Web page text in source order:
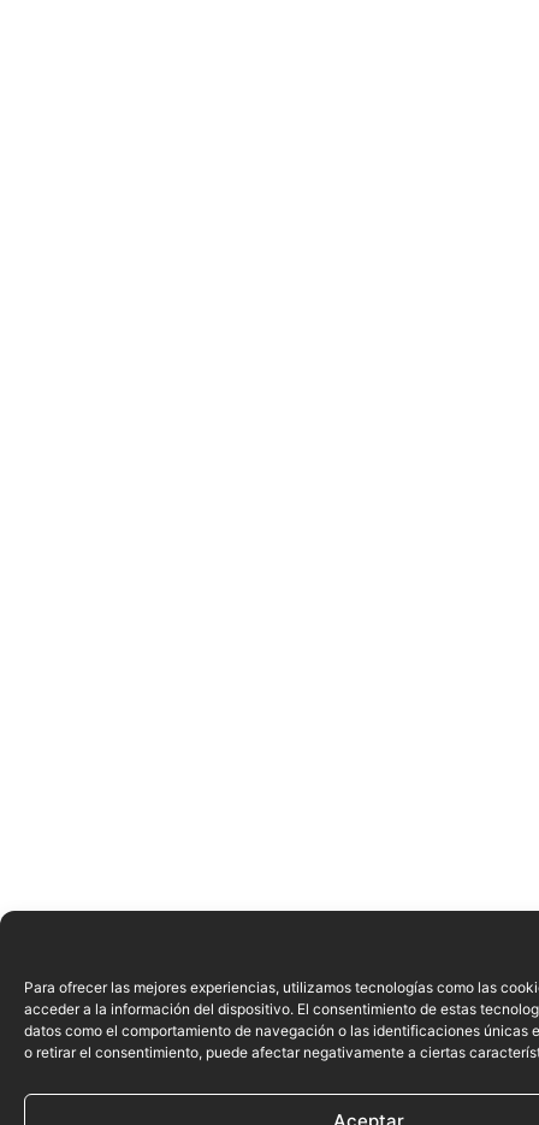
Para ofrecer las mejores experiencias, utilizamos tecnologías como las
acceder a la información del dispositivo. El consentimiento de estas
datos como el comportamiento de navegación o las identificaciones únicas
o retirar el consentimiento, puede afectar negativamente a ciertas
Aceptar